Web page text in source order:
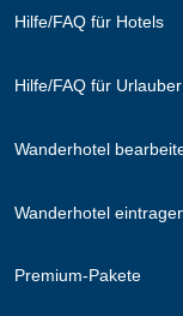
Hilfe/FAQ für Hotels
Hilfe/FAQ für Urlauber
Wanderhotel
Wanderhotel
Premium-Pakete